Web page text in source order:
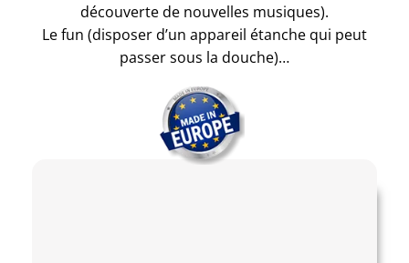
découverte de nouvelles musiques).
Le fun (disposer d’un appareil étanche qui peut
passer sous la douche)…